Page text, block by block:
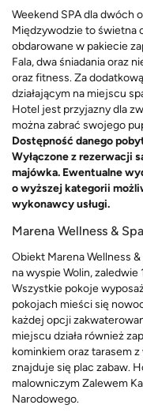
Weekend SPA dla dwóch
Międzywodzie to świetna
obdarowane w pakiecie
Fala, dwa śniadania oraz
oraz fitness. Za
działającym na miejscu
Hotel jest przyjazny dla
można zabrać swojego
Dostępność danego
Wyłączone z rezerwacji
majówka. Ewentualne
o wyższej kategorii
wykonawcy usługi.
Marena Wellness &
Obiekt Marena Wellness
na wyspie Wolin,
Wszystkie pokoje
pokojach mieści się
każdej opcji
miejscu działa również
kominkiem oraz tarasem
znajduje się plac zabaw.
malowniczym Zalewem
Narodowego.